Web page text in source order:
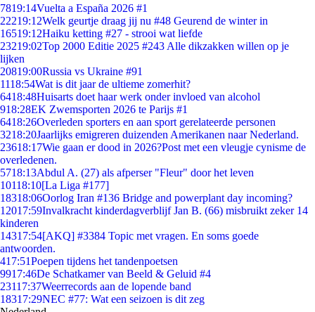
7819:14Vuelta a España 2026 #1
22219:12Welk geurtje draag jij nu #48 Geurend de winter in
16519:12Haiku ketting #27 - strooi wat liefde
23219:02Top 2000 Editie 2025 #243 Alle dikzakken willen op je
lijken
20819:00Russia vs Ukraine #91
1118:54Wat is dit jaar de ultieme zomerhit?
6418:48Huisarts doet haar werk onder invloed van alcohol
918:28EK Zwemsporten 2026 te Parijs #1
6418:26Overleden sporters en aan sport gerelateerde personen
3218:20Jaarlijks emigreren duizenden Amerikanen naar Nederland.
23618:17Wie gaan er dood in 2026?Post met een vleugje cynisme de
overledenen.
5718:13Abdul A. (27) als afperser "Fleur" door het leven
10118:10[La Liga #177]
18318:06Oorlog Iran #136 Bridge and powerplant day incoming?
12017:59Invalkracht kinderdagverblijf Jan B. (66) misbruikt zeker 14
kinderen
14317:54[AKQ] #3384 Topic met vragen. En soms goede
antwoorden.
417:51Poepen tijdens het tandenpoetsen
9917:46De Schatkamer van Beeld & Geluid #4
23117:37Weerrecords aan de lopende band
18317:29NEC #77: Wat een seizoen is dit zeg